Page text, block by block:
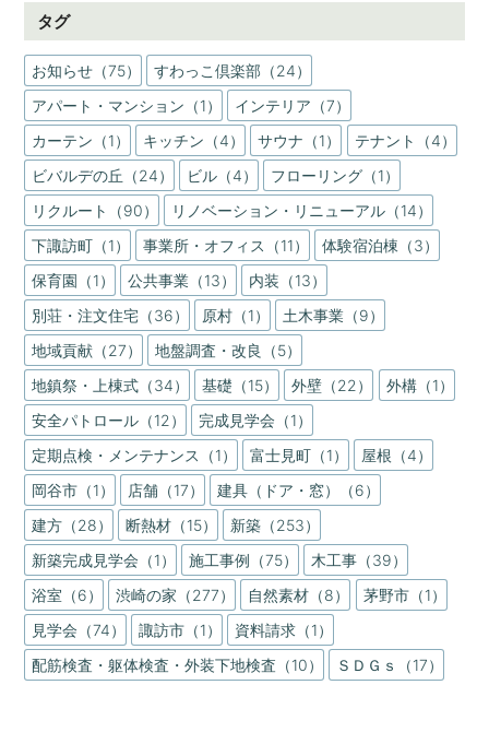
タグ
お知らせ（75）
すわっこ倶楽部（24）
アパート・マンション（1）
インテリア（7）
カーテン（1）
キッチン（4） サウナ（1）
テナント（4）
ビバルデの丘（24）
ビル（4）
フローリング（1）
リクルート（90）
リノベーション・リニューアル（14）
下諏訪町（1）
事業所・オフィス（11）
体験宿泊棟（3）
保育園（1）
公共事業（13）
内装（13）
別荘・注文住宅（36）
原村（1）
土木事業（9）
地域貢献（27）
地盤調査・改良（5）
地鎮祭・上棟式（34）
基礎（15） 外壁（22）
外構（1）
安全パトロール（12）
完成見学会（1）
定期点検・メンテナンス（1）
富士見町（1）
屋根（4）
岡谷市（1）
店舗（17）
建具（ドア・窓）（6）
建方（28）
断熱材（15）
新築（253）
新築完成見学会（1）
施工事例（75）
木工事（39）
浴室（6）
渋崎の家（277） 自然素材（8）
茅野市（1）
見学会（74）
諏訪市（1）
資料請求（1）
配筋検査・躯体検査・外装下地検査（10）
ＳＤＧｓ（17）